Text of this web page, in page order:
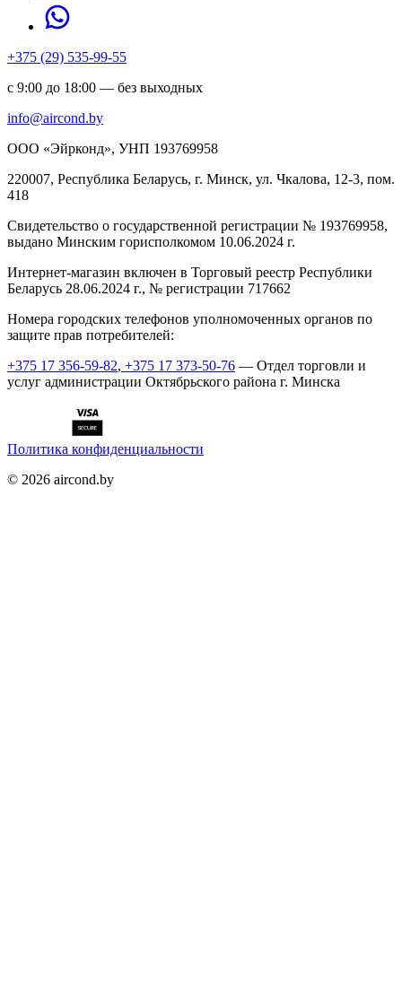
+375 (29) 535-99-55
с 9:00 до 18:00 — без выходных
info@aircond.by
ООО «Эйрконд», УНП 193769958
220007, Республика Беларусь, г. Минск, ул. Чкалова, 12-3, пом.
418
Cвидетельство о государственной регистрации № 193769958,
выдано Минским горисполкомом 10.06.2024 г.
Интернет-магазин включен в Торговый реестр Республики
Беларусь 28.06.2024 г., № регистрации 717662
Номера городских телефонов уполномоченных органов по
защите прав потребителей:
+375 17 356-59-82, +375 17 373-50-76 — Отдел торговли и
услуг администрации Октябрьского района г. Минска
Политика конфиденциальности
© 2026 aircond.by